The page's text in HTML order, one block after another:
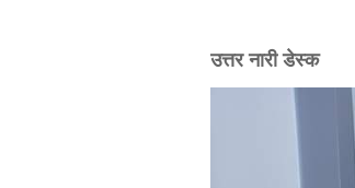
उत्तर नारी डेस्क